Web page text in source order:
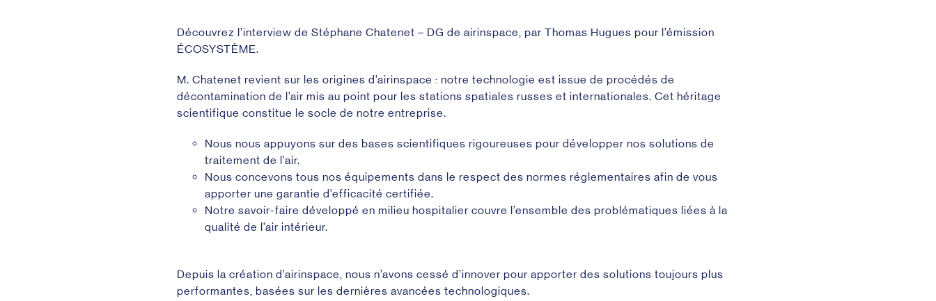
Découvrez l’interview de Stéphane Chatenet – DG de airinspace, par Thomas Hugues pour l’émission
ÉCOSYSTÈME.
M. Chatenet revient sur les origines d’airinspace : notre technologie est issue de procédés de
décontamination de l’air mis au point pour les stations spatiales russes et internationales. Cet héritage
scientifique constitue le socle de notre entreprise.
Nous nous appuyons sur des bases scientifiques rigoureuses pour développer nos solutions de
traitement de l’air.
Nous concevons tous nos équipements dans le respect des normes réglementaires afin de vous
apporter une garantie d’efficacité certifiée.
Notre savoir-faire développé en milieu hospitalier couvre l’ensemble des problématiques liées à la
qualité de l’air intérieur.
Depuis la création d’airinspace, nous n’avons cessé d’innover pour apporter des solutions toujours plus
performantes, basées sur les dernières avancées technologiques.